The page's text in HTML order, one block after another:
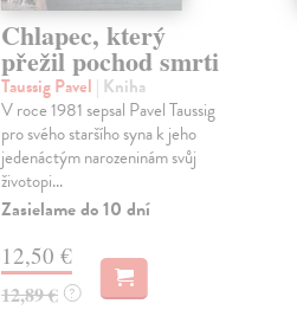
Chlapec, který
přežil pochod smrti
Taussig Pavel | Kniha
V roce 1981 sepsal Pavel Taussig
pro svého staršího syna k jeho
jedenáctým narozeninám svůj
životopi...
Zasielame do 10 dní
12,50 €
12,89 € ?